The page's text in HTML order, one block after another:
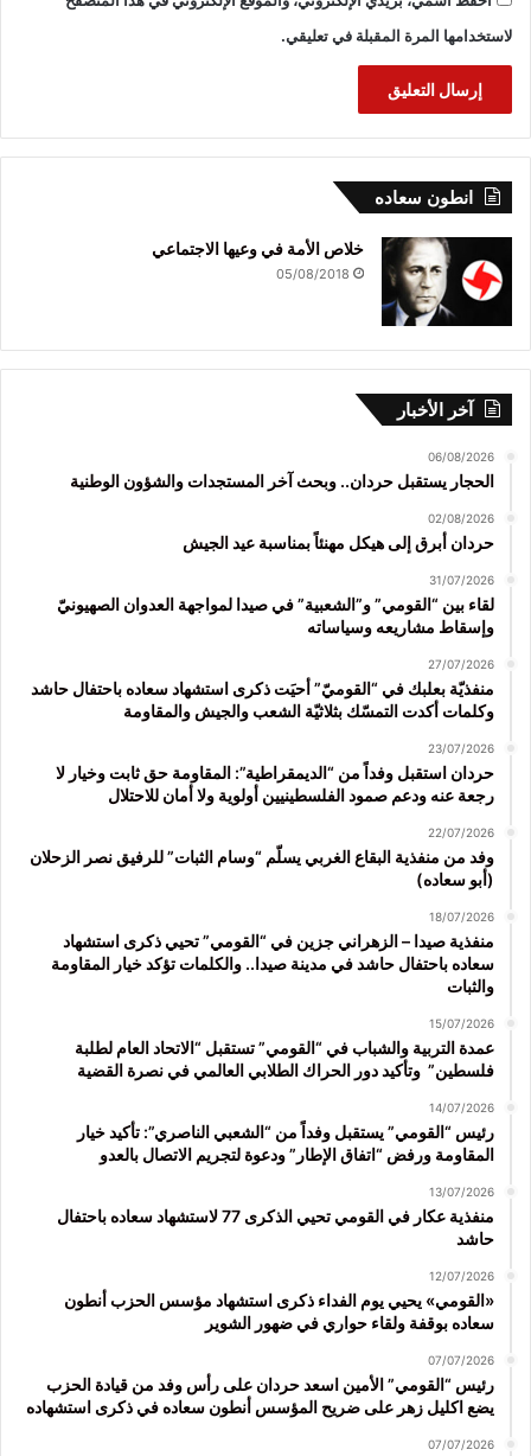
لاستخدامها المرة المقبلة في تعليقي.
انطون سعاده
خلاص الأمة في وعيها الاجتماعي
05/08/2018
آخر الأخبار
06/08/2026
الحجار يستقبل حردان.. وبحث آخر المستجدات والشؤون الوطنية
02/08/2026
حردان أبرق إلى هيكل مهنئاً بمناسبة عيد الجيش
31/07/2026
لقاء بين “القومي” و”الشعبية” في صيدا لمواجهة العدوان الصهيونيّ
وإسقاط مشاريعه وسياساته
27/07/2026
منفذيّة بعلبك في “القوميّ” أحيَت ذكرى استشهاد سعاده باحتفال حاشد
وكلمات أكدت التمسّك بثلاثيّة الشعب والجيش والمقاومة
23/07/2026
حردان استقبل وفداً من “الديمقراطية”: المقاومة حق ثابت وخيار لا
رجعة عنه ودعم صمود الفلسطينيين أولوية ولا أمان للاحتلال
22/07/2026
وفد من منفذية البقاع الغربي يسلّم “وسام الثبات” للرفيق نصر الزحلان
(أبو سعاده)
18/07/2026
منفذية صيدا – الزهراني جزين في “القومي” تحيي ذكرى استشهاد
سعاده باحتفال حاشد في مدينة صيدا.. والكلمات تؤكد خيار المقاومة
والثبات
15/07/2026
عمدة التربية والشباب في “القومي” تستقبل “الاتحاد العام لطلبة
فلسطين” وتأكيد دور الحراك الطلابي العالمي في نصرة القضية
14/07/2026
رئيس “القومي” يستقبل وفداً من “الشعبي الناصري”: تأكيد خيار
المقاومة ورفض “اتفاق الإطار” ودعوة لتجريم الاتصال بالعدو
13/07/2026
منفذية عكار في القومي تحيي الذكرى 77 لاستشهاد سعاده باحتفال
حاشد
12/07/2026
«القومي» يحيي يوم الفداء ذكرى استشهاد مؤسس الحزب أنطون
سعاده بوقفة ولقاء حواري في ضهور الشوير
07/07/2026
رئيس “القومي” الأمين اسعد حردان على رأس وفد من قيادة الحزب
يضع اكليل زهر على ضريح المؤسس أنطون سعاده في ذكرى استشهاده
07/07/2026